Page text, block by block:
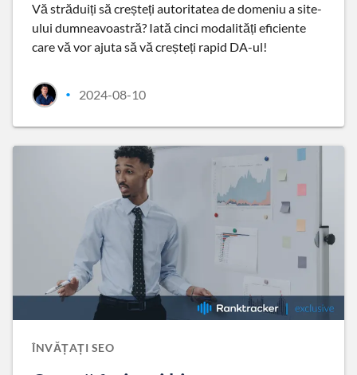
Vă străduiți să creșteți autoritatea de domeniu a site-
ului dumneavoastră? Iată cinci modalități eficiente
care vă vor ajuta să vă creșteți rapid DA-ul!
• 2024-08-10
ÎNVĂȚAȚI SEO